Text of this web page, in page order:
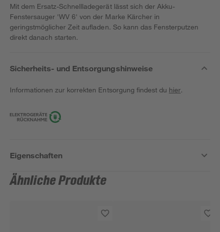
Mit dem Ersatz-Schnellladegerät lässt sich der Akku-
Fenstersauger 'WV 6' von der Marke Kärcher in
geringstmöglicher Zeit aufladen. So kann das Fensterputzen
direkt danach starten.
Sicherheits- und Entsorgungshinweise
Informationen zur korrekten Entsorgung findest du hier.
Eigenschaften
Ähnliche Produkte